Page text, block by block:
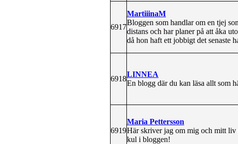
6917
MartiiinaM
Bloggen som handlar om en tjej
distans och har planer på att åka
då hon haft ett jobbigt det senaste
6918
LINNEA
En blogg där du kan läsa allt som
6919
Maria Pettersson
Här skriver jag om mig och mitt
kul i bloggen!